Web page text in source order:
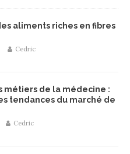
aliments riches en fibres
Cedric
métiers de la médecine :
tendances du marché de
Cedric